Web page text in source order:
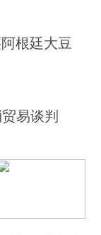
根廷大豆
易谈判